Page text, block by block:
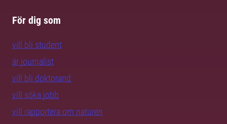
För dig som
vill bli student
är journalist
vill bli doktorand
vill söka jobb
vill rapportera om naturen